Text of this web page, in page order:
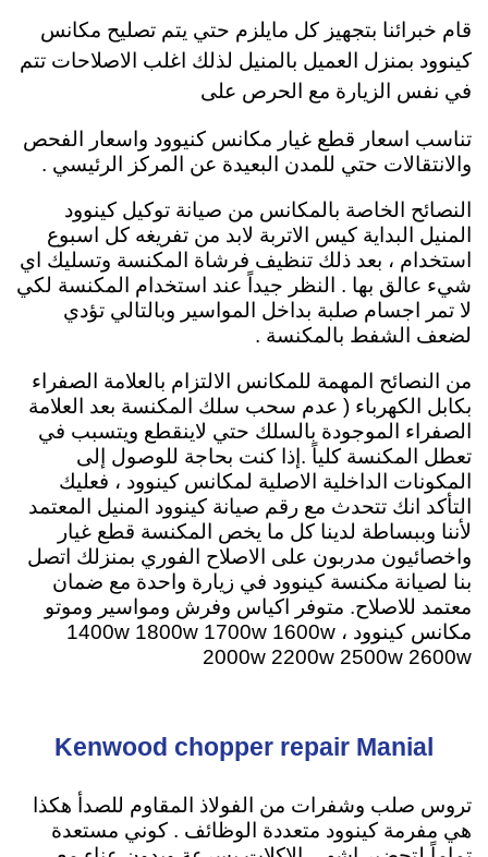
قام خبرائنا بتجهيز كل مايلزم حتي يتم تصليح مكانس
كينوود بمنزل العميل بالمنيل لذلك اغلب الاصلاحات تتم
في نفس الزيارة مع الحرص على
تناسب اسعار قطع غيار مكانس كنيوود واسعار الفحص
والانتقالات حتي للمدن البعيدة عن المركز الرئيسي .
النصائح الخاصة بالمكانس من صيانة توكيل كينوود
المنيل البداية كيس الاتربة لابد من تفريغه كل اسبوع
استخدام ، بعد ذلك تنظيف فرشاة المكنسة وتسليك اي
شيء عالق بها . النظر جيداً عند استخدام المكنسة لكي
لا تمر اجسام صلبة بداخل المواسير وبالتالي تؤدي
لضعف الشفط بالمكنسة .
من النصائح المهمة للمكانس الالتزام بالعلامة الصفراء
بكابل الكهرباء ( عدم سحب سلك المكنسة بعد العلامة
الصفراء الموجودة بالسلك حتي لاينقطع ويتسبب في
تعطل المكنسة كلياً .إذا كنت بحاجة للوصول إلى
المكونات الداخلية الاصلية لمكانس كينوود ، فعليك
التأكد انك تتحدث مع رقم صيانة كينوود المنيل المعتمد
لأننا وببساطة لدينا كل ما يخص المكنسة قطع غيار
واخصائيون مدربون على الاصلاح الفوري بمنزلك اتصل
بنا لصيانة مكنسة كينوود في زيارة واحدة مع ضمان
معتمد للاصلاح. متوفر اكياس وفرش ومواسير وموتو
مكانس كينوود ، 1400w 1800w 1700w 1600w
2000w 2200w 2500w 2600w
Kenwood chopper repair Manial
تروس صلب وشفرات من الفولاذ المقاوم للصدأ هكذا
هي مفرمة كينوود متعددة الوظائف . كوني مستعدة